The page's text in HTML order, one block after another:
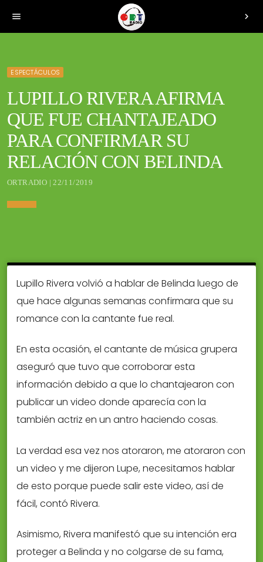
menu chevron_right
ESPECTÁCULOS
LUPILLO RIVERA AFIRMA
QUE FUE CHANTAJEADO
PARA CONFIRMAR SU
RELACIÓN CON BELINDA
ORTRADIO | 22/11/2019
Lupillo Rivera volvió a hablar de Belinda luego de
que hace algunas semanas confirmara que su
romance con la cantante fue real.
En esta ocasión, el cantante de música grupera
aseguró que tuvo que corroborar esta
información debido a que lo chantajearon con
publicar un video donde aparecía con la
también actriz en un antro haciendo cosas.
La verdad esa vez nos atoraron, me atoraron con
un video y me dijeron Lupe, necesitamos hablar
de esto porque puede salir este video, así de
fácil, contó Rivera.
Asimismo, Rivera manifestó que su intención era
proteger a Belinda y no colgarse de su fama,